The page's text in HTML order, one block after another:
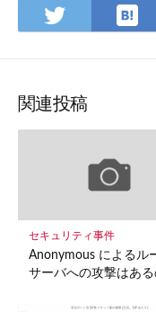
で
は
関連投稿
セキュリティ事件
Anonymous によるル
サーバへの攻撃はある